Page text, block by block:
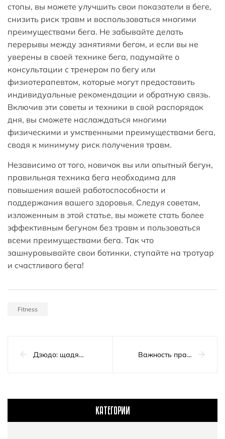
стопы, вы можете улучшить свои показатели в беге,
снизить риск травм и воспользоваться многими
преимуществами бега. Не забывайте делать
перерывы между занятиями бегом, и если вы не
уверены в своей технике бега, подумайте о
консультации с тренером по бегу или
физиотерапевтом, которые могут предоставить
индивидуальные рекомендации и обратную связь.
Включив эти советы и техники в свой распорядок
дня, вы сможете наслаждаться многими
физическими и умственными преимуществами бега,
сводя к минимуму риск получения травм.
Независимо от того, новичок вы или опытный бегун,
правильная техника бега необходима для
повышения вашей работоспособности и
поддержания вашего здоровья. Следуя советам,
изложенным в этой статье, вы можете стать более
эффективным бегуном без травм и пользоваться
всеми преимуществами бега. Так что
зашнуровывайте свои ботинки, ступайте на тротуар
и счастливого бега!
Fitness
Дзюдо: щадящий способ развития ума и тела Важность правильной техники дыхания во время тренировки
КАТЕГОРИИ